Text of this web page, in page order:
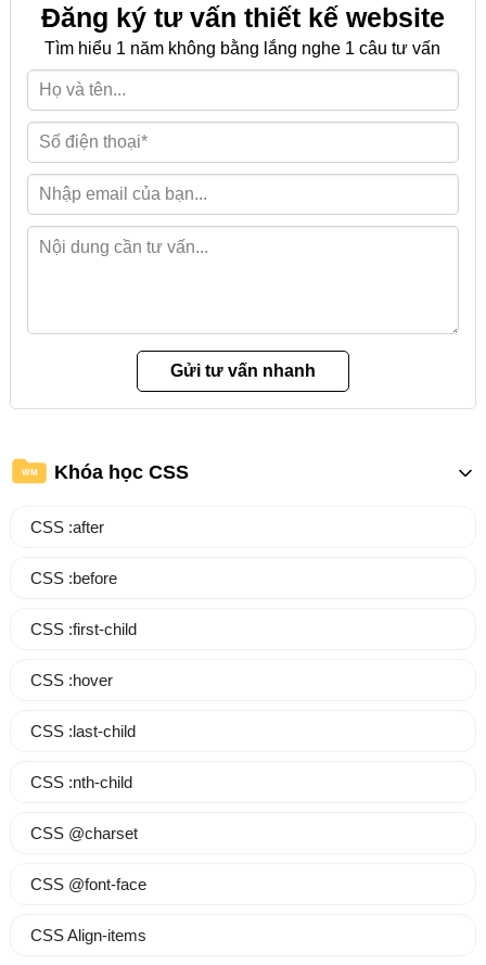
Đăng ký tư vấn thiết kế website
Tìm hiểu 1 năm không bằng lắng nghe 1 câu tư vấn
WM Khóa học CSS
CSS :after
CSS :before
CSS :first-child
CSS :hover
CSS :last-child
CSS :nth-child
CSS @charset
CSS @font-face
CSS Align-items